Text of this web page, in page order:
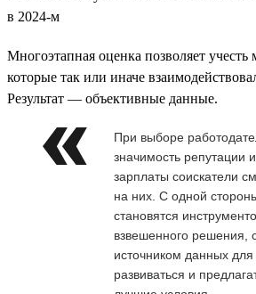
в 2024-м
Многоэтапная оценка позволяет
которые так или иначе
Результат — объективные данные.
При выборе
значимость репутации
зарплаты соискатели
на них. С одной
становятся
взвешенного решения,
источником данных
развиваться и